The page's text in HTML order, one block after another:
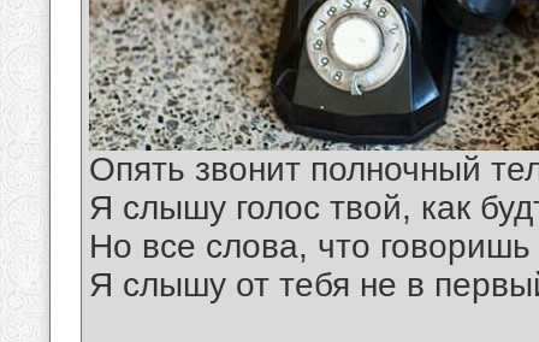
Опять звонит полночный
Я слышу голос твой, как
Но все слова, что говоришь
Я слышу от тебя не в